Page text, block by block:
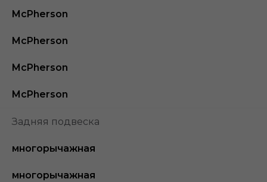
McPherson
McPherson
McPherson
McPherson
Задняя подвеска
многорычажная
многорычажная